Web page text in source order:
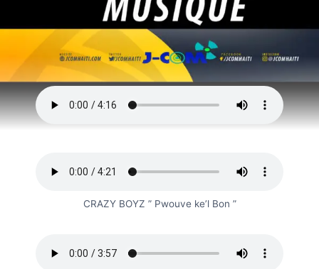
CRAZY BOYZ ” Pwouve ke’l Bon ”